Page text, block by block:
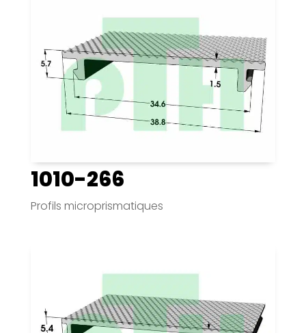
1010-266
Profils microprismatiques